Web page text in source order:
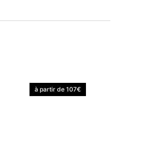
à partir de 107€